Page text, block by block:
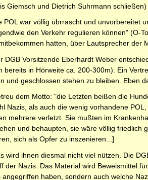
Giemsch und Dietrich Suhrmann
POL war völlig übrrascht und unvorbereitet
den Verkehr regulieren können" (O-
hatten, über Lautsprecher der
DGB Vorsitzende Eberhardt Weber
bereits in Hörweite ca. 200-300m). Ein
und geschlossen stehen zu bleiben. Eben
dem Motto: "die Letzten beißen die
Nazis, als auch die wenig vorhandene
mehrere verletzt. Sie mußten im
und behaupten, sie wäre völlig friedlich
sich als Opfer zu inszenieren...]
wird ihnen diesmal nicht viel nützen. Die
der Nazis. Das Material wird Beweismittel
angegriffen haben, sondern auch welche